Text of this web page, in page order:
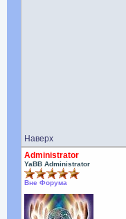
Наверх
Administrator
YaBB Administrator
Вне Форума